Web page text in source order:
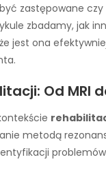
zastępowane czy
zbadamy, jak
jest ona
Od MRI
metodą